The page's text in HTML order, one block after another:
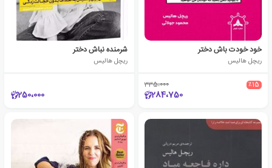
خود خودت باش دختر
ریچل هالیس
٪15 335،000
284،750
شرمنده نباش دختر
ریچل هالیس
250،000